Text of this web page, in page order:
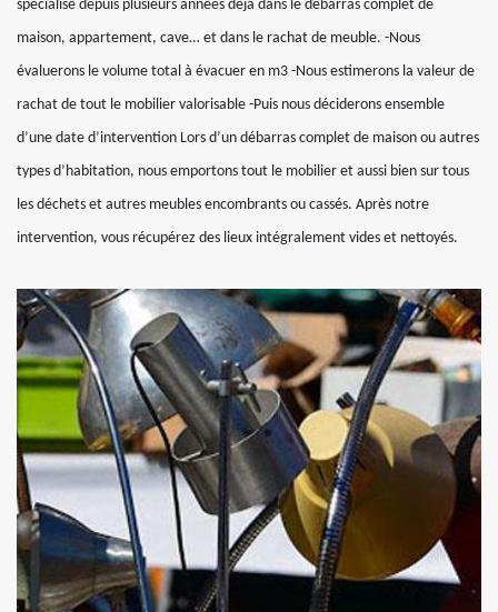
spécialisé depuis plusieurs années déjà dans le débarras complet de
maison, appartement, cave… et dans le rachat de meuble. -Nous
évaluerons le volume total à évacuer en m3 -Nous estimerons la valeur de
rachat de tout le mobilier valorisable -Puis nous déciderons ensemble
d’une date d’intervention Lors d’un débarras complet de maison ou autres
types d’habitation, nous emportons tout le mobilier et aussi bien sur tous
les déchets et autres meubles encombrants ou cassés. Après notre
intervention, vous récupérez des lieux intégralement vides et nettoyés.